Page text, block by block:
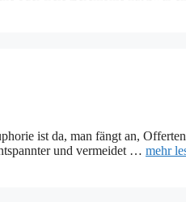
ist da, man fängt an,
und vermeidet … mehr